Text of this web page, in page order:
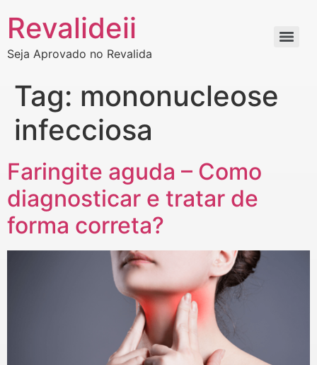
Revalideii
Seja Aprovado no Revalida
Tag: mononucleose
infecciosa
Faringite aguda – Como
diagnosticar e tratar de
forma correta?